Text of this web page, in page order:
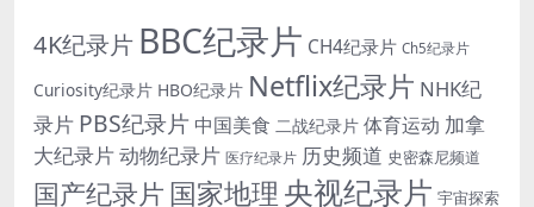
4K纪录片 BBC纪录片 CH4纪录片 Ch5纪录片
Curiosity纪录片 HBO纪录片 Netflix纪录片 NHK纪
录片 PBS纪录片 中国美食 二战纪录片 体育运动 加拿
大纪录片动物纪录片 医疗纪录片 历史频道 史密森尼频道
国产纪录片 国家地理 央视纪录片 宇宙探索